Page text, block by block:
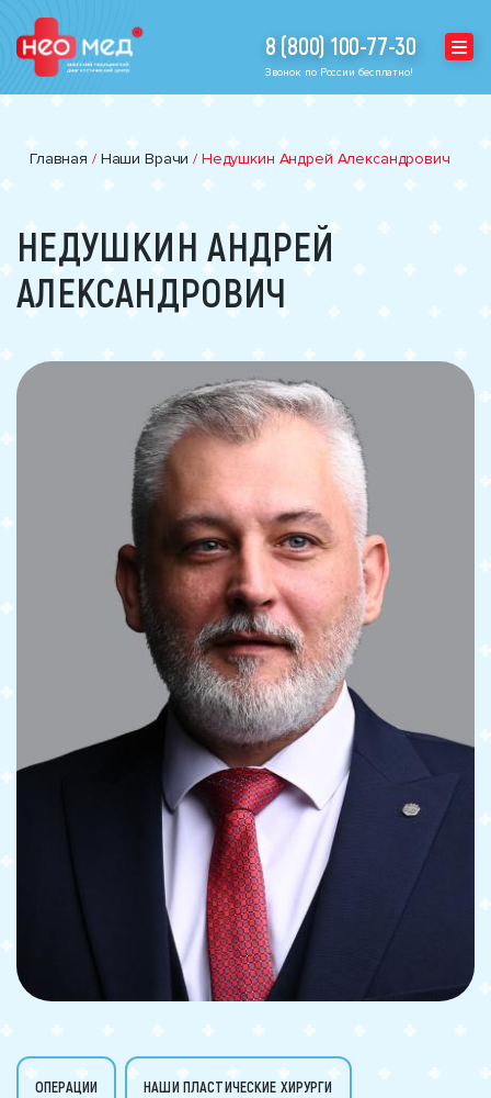
8 (800) 100-77-30
Звонок по России бесплатно!
Главная / Наши Врачи / Недушкин Андрей Александрович
НЕДУШКИН АНДРЕЙ
АЛЕКСАНДРОВИЧ
ОПЕРАЦИИ НАШИ ПЛАСТИЧЕСКИЕ ХИРУРГИ